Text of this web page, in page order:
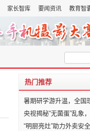
家长智库 要闻资讯 教育智
热门推荐
暑期研学游升温，全国
央视揭秘“无菌蛋”乱象
“明厨亮灶”助力外卖安